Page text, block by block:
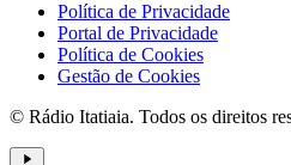
Política de Privacidade
Portal de Privacidade
Política de Cookies
Gestão de Cookies
© Rádio Itatiaia. Todos os direitos